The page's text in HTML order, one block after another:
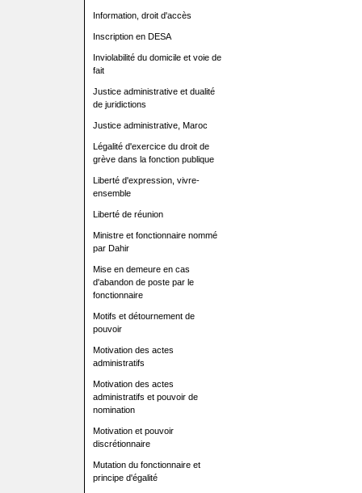
Information, droit d'accès
Inscription en DESA
Inviolabilité du domicile et voie de
fait
Justice administrative et dualité
de juridictions
Justice administrative, Maroc
Légalité d'exercice du droit de
grève dans la fonction publique
Liberté d'expression, vivre-
ensemble
Liberté de réunion
Ministre et fonctionnaire nommé
par Dahir
Mise en demeure en cas
d'abandon de poste par le
fonctionnaire
Motifs et détournement de
pouvoir
Motivation des actes
administratifs
Motivation des actes
administratifs et pouvoir de
nomination
Motivation et pouvoir
discrétionnaire
Mutation du fonctionnaire et
principe d'égalité